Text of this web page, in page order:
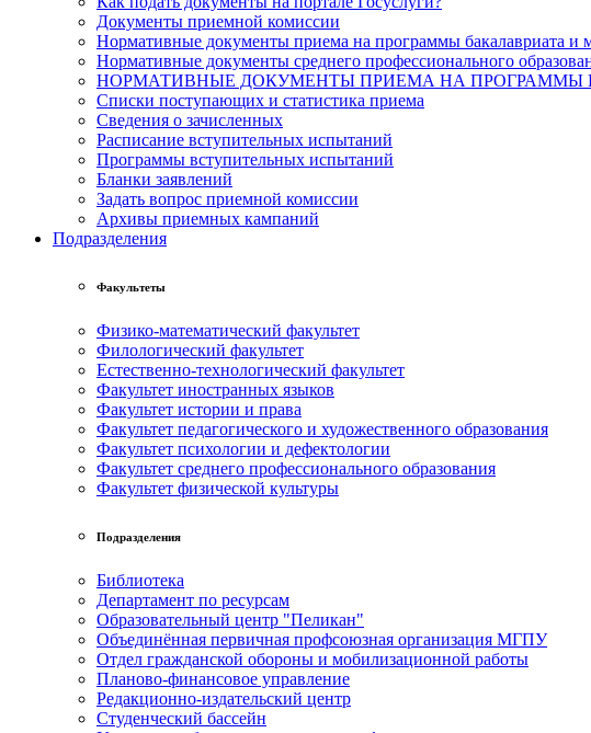
Документы приемной комиссии
Нормативные документы приема на программы бакалавриата и
Нормативные документы среднего профессионального
НОРМАТИВНЫЕ ДОКУМЕНТЫ ПРИЕМА НА ПРОГРАММЫ
Списки поступающих и статистика приема
Сведения о зачисленных
Расписание вступительных испытаний
Программы вступительных испытаний
Бланки заявлений
Задать вопрос приемной комиссии
Архивы приемных кампаний
Подразделения
Факультеты
Физико-математический факультет
Филологический факультет
Естественно-технологический факультет
Факультет иностранных языков
Факультет истории и права
Факультет педагогического и художественного образования
Факультет психологии и дефектологии
Факультет среднего профессионального образования
Факультет физической культуры
Подразделения
Библиотека
Департамент по ресурсам
Образовательный центр "Пеликан"
Объединённая первичная профсоюзная организация МГПУ
Отдел гражданской обороны и мобилизационной работы
Планово-финансовое управление
Редакционно-издательский центр
Студенческий бассейн